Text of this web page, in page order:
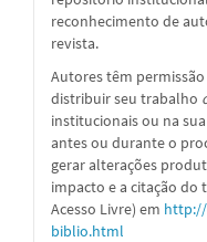
reconhecimento de
revista.
Autores têm
distribuir seu trabalho
institucionais ou na
antes ou durante o
gerar alterações
impacto e a citação do
Acesso Livre) em
biblio.html